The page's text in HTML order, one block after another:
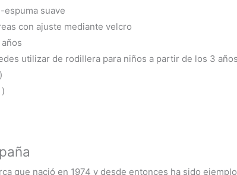
espuma suave
con ajuste mediante velcro
utilizar de rodillera para niños a partir de los 3
que nació en 1974 y desde entonces ha sido